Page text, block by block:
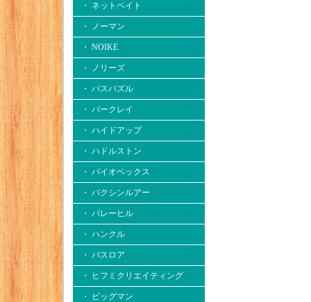
・ ネットベイト
・ ノーマン
・ NOIKE
・ ノリーズ
・ バスパズル
・ バークレイ
・ ハイドアップ
・ ハドルストン
・ バイオベックス
・ バクシンルアー
・ バレーヒル
・ ハンクル
・ バスロア
・ ヒフミクリエイティング
・ ビッグマン